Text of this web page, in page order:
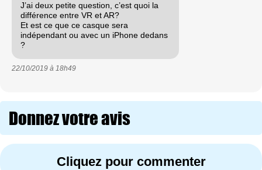
J’ai deux petite question, c’est quoi la
différence entre VR et AR?
Et est ce que ce casque sera
indépendant ou avec un iPhone dedans
?
22/10/2019 à 18h49
Donnez votre avis
Cliquez pour commenter